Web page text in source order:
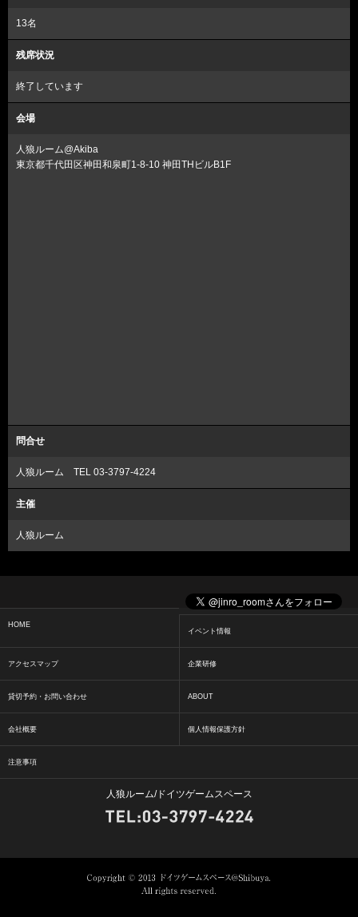
13名
残席状況
終了しています
会場
人狼ルーム@Akiba
東京都千代田区神田和泉町1-8-10 神田THビルB1F
問合せ
人狼ルーム TEL 03-3797-4224
主催
人狼ルーム
HOME
イベント情報
アクセスマップ 企業研修
貸切予約・お問い合わせ ABOUT
会社概要 個人情報保護方針
注意事項
人狼ルーム/ドイツゲームスペース